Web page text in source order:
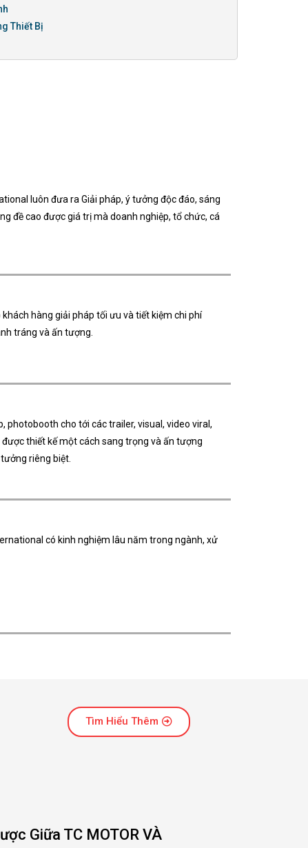
Thiết Bị
luôn đưa ra Giải pháp, ý tưởng độc đáo, sáng
đề cao được giá trị mà doanh nghiệp, tổ chức, cá
hàng giải pháp tối ưu và tiết kiệm chi phí
tráng và ấn tượng.
photobooth cho tới các trailer, visual, video viral,
được thiết kế một cách sang trọng và ấn tượng
riêng biệt.
có kinh nghiệm lâu năm trong ngành, xử
Tìm Hiểu Thêm
Giữa TC MOTOR VÀ